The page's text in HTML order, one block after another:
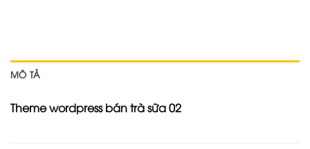
MÔ TẢ
Theme wordpress bán trà sữa 02